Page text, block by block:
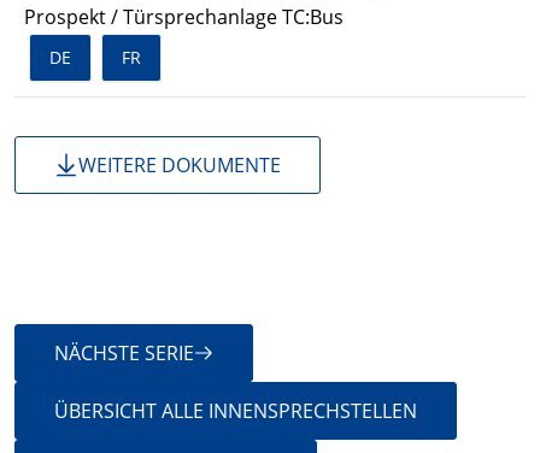
Prospekt / Türsprechanlage TC:Bus
DE FR
WEITERE DOKUMENTE
NÄCHSTE SERIE
ÜBERSICHT ALLE INNENSPRECHSTELLEN